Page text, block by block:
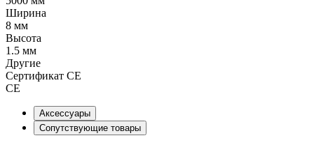
Ширина
8 мм
Высота
1.5 мм
Другие
Сертификат CE
CE
Аксессуары
Сопутствующие товары